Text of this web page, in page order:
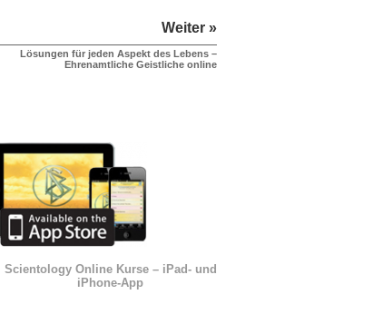
Weiter »
Lösungen für jeden Aspekt des Lebens –
Ehrenamtliche Geistliche online
Scientology Online Kurse – iPad- und
iPhone-App